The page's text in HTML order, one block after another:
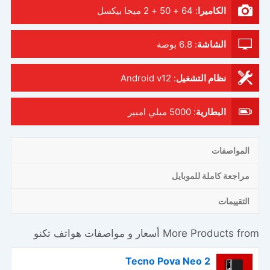
الكاميرا : 64 + 50 + 2 ميجا بيكسل
الشاشة: 6.8 بوصة
نظام التشغيل:
Android v12
البطارية: 5000 ميلي امبير
المواصفات
مراجعة كاملة للموبايل
التقييمات
More Products from أسعار و مواصفات هواتف تكنو
Tecno Pova Neo 2